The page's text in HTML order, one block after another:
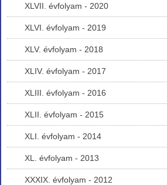
XLVII. évfolyam - 2020
XLVI. évfolyam - 2019
XLV. évfolyam - 2018
XLIV. évfolyam - 2017
XLIII. évfolyam - 2016
XLII. évfolyam - 2015
XLI. évfolyam - 2014
XL. évfolyam - 2013
XXXIX. évfolyam - 2012